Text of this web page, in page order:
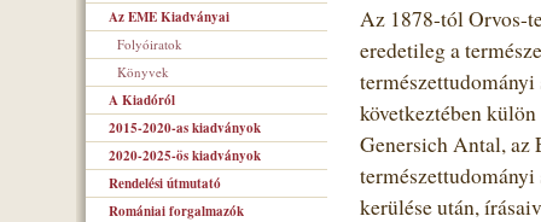
Az EME Kiadványai
Folyóiratok
Könyvek
A Kiadóról
2015-2020-as kiadványok
2020-2025-ös kiadványok
Rendelési útmutató
Romániai forgalmazók
Az 1878-tól Orvos-
eredetileg a
következtében
Genersich Antal, az
kerülése után,